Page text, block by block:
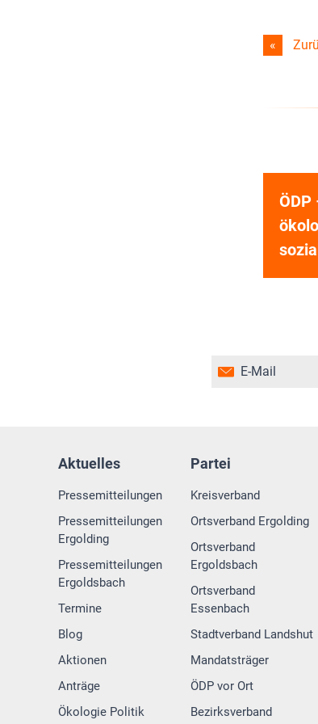
ÖDP
E-Mail
Aktuelles
Pressemitteilungen
Pressemitteilungen
Ergolding
Pressemitteilungen
Ergoldsbach
Termine
Blog
Aktionen
Anträge
Ökologie Politik
Partei
Kreisverband
Ortsverband Ergolding
Ortsverband
Ergoldsbach
Ortsverband
Essenbach
Stadtverband Landshut
Mandatsträger
ÖDP vor Ort
Bezirksverband